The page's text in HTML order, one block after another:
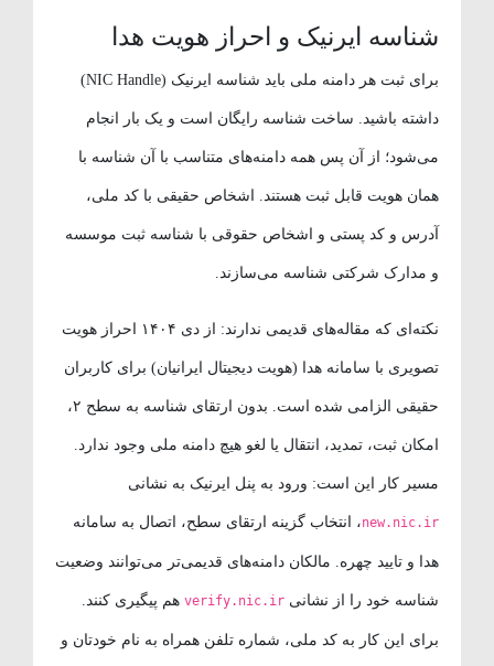
شناسه ایرنیک و احراز هویت هدا
برای ثبت هر دامنه ملی باید شناسه ایرنیک (NIC Handle)
داشته باشید. ساخت شناسه رایگان است و یک بار انجام
می‌شود؛ از آن پس همه دامنه‌های متناسب با آن شناسه با
همان هویت قابل ثبت هستند. اشخاص حقیقی با کد ملی،
آدرس و کد پستی و اشخاص حقوقی با شناسه ثبت موسسه
و مدارک شرکتی شناسه می‌سازند.
نکته‌ای که مقاله‌های قدیمی ندارند: از دی ۱۴۰۴ احراز هویت
تصویری با سامانه هدا (هویت دیجیتال ایرانیان) برای کاربران
حقیقی الزامی شده است. بدون ارتقای شناسه به سطح ۲،
امکان ثبت، تمدید، انتقال یا لغو هیچ دامنه ملی وجود ندارد.
مسیر کار این است: ورود به پنل ایرنیک به نشانی
new.nic.ir، انتخاب گزینه ارتقای سطح، اتصال به سامانه
هدا و تایید چهره. مالکان دامنه‌های قدیمی‌تر می‌توانند وضعیت
شناسه خود را از نشانیverify.nic.irهم پیگیری کنند.
برای این کار به کد ملی، شماره تلفن همراه به نام خودتان و